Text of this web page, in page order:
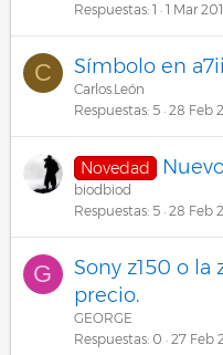
Respuestas 1 1 Mar
C Símbolo en a7ii
Carlos.León
Respuestas 5 28 Feb
Novedad
biodbiod
Respuestas 5 28 Feb
G
Sony z150 o la
precio.
GEORGE
Respuestas 0 27 Feb